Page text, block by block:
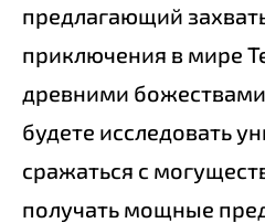
предлагающий
приключения в мире
древними
будете исследовать
сражаться с
получать мощные